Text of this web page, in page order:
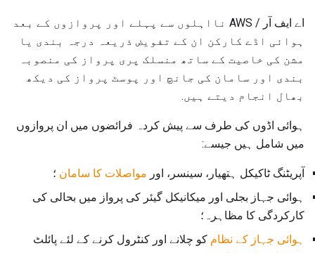
اے ایف آر / AWS نااہلوں سے پہلے اور پروازوں کے بعد
ہوائی اڈے کارکن ان کے تفویض ذریعہ درجہ بندی یا
مشن کی خاصیت کے ساتھ منسلک پری پرواز کی منصوبہ
بندی اور سامان کی جانچ اور پوسٹ پرواز کی دیکھ
بھال انجام دیتے ہیں.
ہوائی اڈوں کی طرف سے پیش کردہ فرائضوں میں ان پروازوں
میں شامل ہیں جیسے:
آپریٹنگ ٹاکیکل ہتھیار، سینسر، اور مواصلات کا سامان ؛
ہوائی جہاز بجلی اور میکانیکل گیئر کی پرواز میں بحالی کی
کارکردگی کا مظاہرہ؛
ہوائی جہاز کے نظام کو چلانے اور کنٹرول کرنے کے لئے پائلٹ